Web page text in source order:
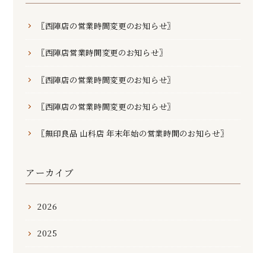
〖西陣店の営業時間変更のお知らせ〗
〖西陣店営業時間変更のお知らせ〗
〖西陣店の営業時間変更のお知らせ〗
〖西陣店の営業時間変更のお知らせ〗
〖無印良品 山科店 年末年始の営業時間のお知らせ〗
アーカイブ
2026
2025